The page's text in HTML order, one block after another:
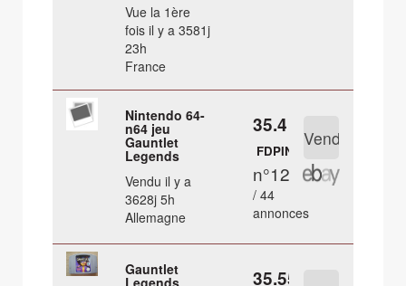
Vue la 1ère
fois il y a 3581j
23h
France
Nintendo 64-
n64 jeu
Gauntlet
Legends
Vendu il y a
3628j 5h
Allemagne
35.4 €
FDPIN
n°12
/ 44
annonces
Gauntlet 35.55 €